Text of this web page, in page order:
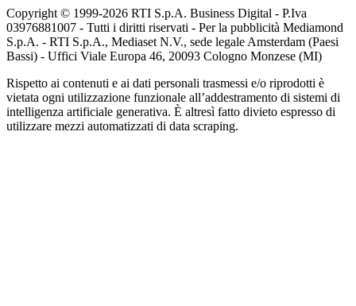
Copyright © 1999-2026 RTI S.p.A. Business Digital - P.Iva
03976881007 - Tutti i diritti riservati - Per la pubblicità Mediamond
S.p.A. - RTI S.p.A., Mediaset N.V., sede legale Amsterdam (Paesi
Bassi) - Uffici Viale Europa 46, 20093 Cologno Monzese (MI)
Rispetto ai contenuti e ai dati personali trasmessi e/o riprodotti è
vietata ogni utilizzazione funzionale all’addestramento di sistemi di
intelligenza artificiale generativa. È altresì fatto divieto espresso di
utilizzare mezzi automatizzati di data scraping.